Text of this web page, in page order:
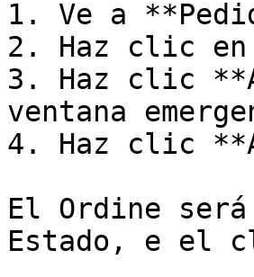
1. Ve a
2. Haz clic
3. Haz clic
ventana
4. Haz clic
El Ordine
Estado, e el